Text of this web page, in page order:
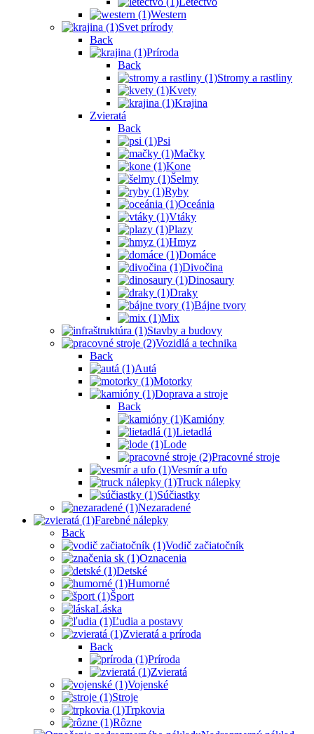
Western
Svet prírody
Back
Príroda
Back
Stromy a rastliny
Kvety
Krajina
Zvieratá
Back
Psi
Mačky
Kone
Šelmy
Ryby
Oceánia
Vtáky
Plazy
Hmyz
Domáce
Divočina
Dinosaury
Draky
Bájne tvory
Mix
Stavby a budovy
Vozidlá a technika
Back
Autá
Motorky
Doprava a stroje
Back
Kamióny
Lietadlá
Lode
Pracovné stroje
Vesmír a ufo
Truck nálepky
Súčiastky
Nezaradené
Farebné nálepky
Back
Vodič začiatočník
Oznacenia
Detské
Humorné
Šport
Láska
Ľudia a postavy
Zvieratá a príroda
Back
Príroda
Zvieratá
Vojenské
Stroje
Trpkovia
Rôzne